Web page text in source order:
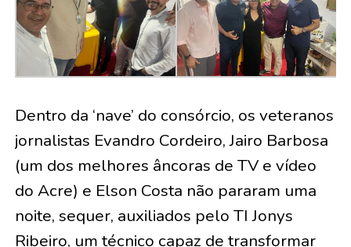
Dentro da ‘nave’ do consórcio, os veteranos
jornalistas Evandro Cordeiro, Jairo Barbosa
(um dos melhores âncoras de TV e vídeo
do Acre) e Elson Costa não pararam uma
noite, sequer, auxiliados pelo TI Jonys
Ribeiro, um técnico capaz de transformar